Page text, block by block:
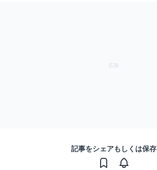
記事をシェアもしくは保存